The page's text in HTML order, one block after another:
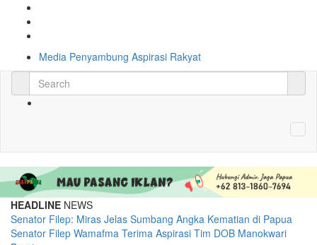
Media Penyambung Aspirasi Rakyat
HEADLINE NEWS
Senator Filep: Miras Jelas Sumbang Angka Kematian di Papua
Senator Filep Wamafma Terima Aspirasi Tim DOB Manokwari